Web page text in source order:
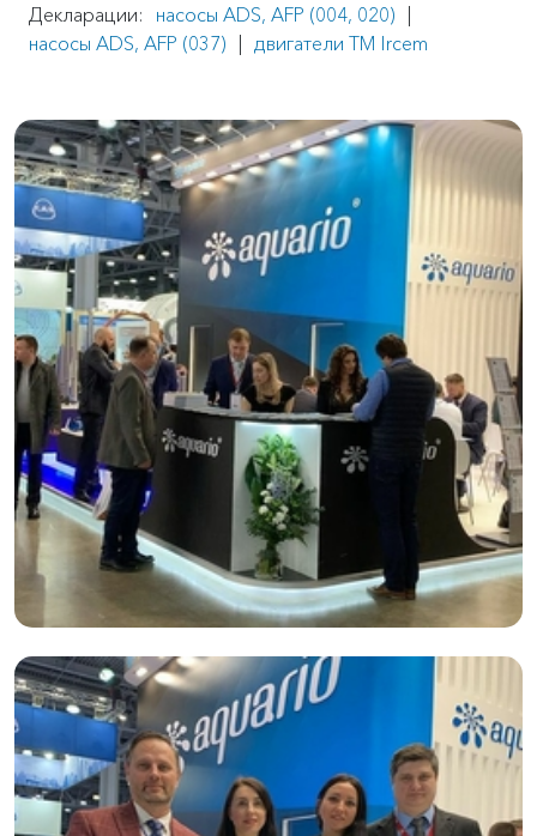
Декларации:
насосы ADS, AFP (004, 020)
насосы ADS, AFP (037)
двигатели TM Ircem